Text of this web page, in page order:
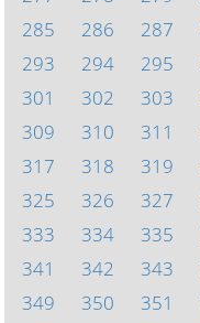
285
286 287
293
294 295
301
302 303
309
310 311
317
318 319
325
326 327
333
334 335
341
342 343
349
350 351